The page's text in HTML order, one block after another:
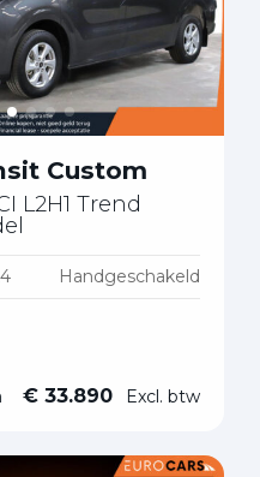
Custom
L2H1 Trend
Handgeschakeld
€ 33.890 Excl. btw